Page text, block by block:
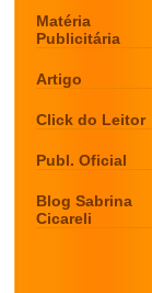
Matéria
Publicitária
Artigo
Click do Leitor
Publ. Oficial
Blog Sabrina
Cicareli